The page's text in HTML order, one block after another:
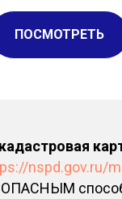
ПОСМОТРЕТЬ
кадастровая
nspd.gov.ru/